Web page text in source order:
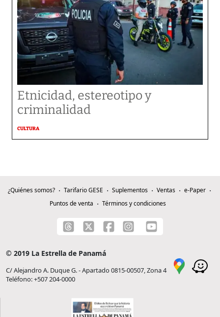
Etnicidad, estereotipo y
criminalidad
CULTURA
¿Quiénes somos? Tarifario GESE Suplementos Ventas
e-Paper
Puntos de venta
Términos y condiciones
© 2019 La Estrella de Panamá
C/ Alejandro A. Duque G. - Apartado 0815-00507, Zona 4
Teléfono: +507 204-0000